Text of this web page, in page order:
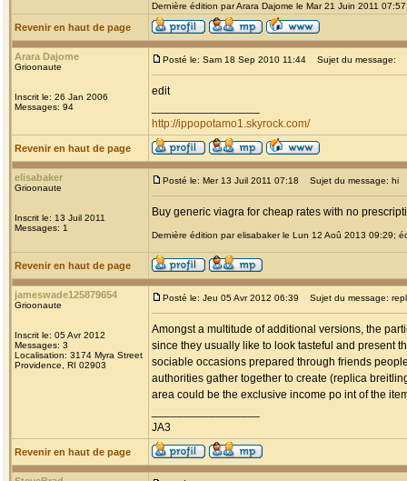
Dernière édition par Arara Dajome le Mar 21 Juin 2011
Revenir en haut de page
Arara Dajome
Grioonaute
Inscrit le: 26 Jan 2006
Messages: 94
Posté le: Sam 18 Sep 2010 11:44 Sujet du message:
edit
http://ippopotamo1.skyrock.com/
Revenir en haut de page
elisabaker
Grioonaute
Inscrit le: 13 Juil 2011
Messages: 1
Posté le: Mer 13 Juil 2011 07:18 Sujet du message: hi
Buy generic viagra for cheap rates with no
Dernière édition par elisabaker le Lun 12 Aoû 2013 09:29;
Revenir en haut de page
jameswade125879654
Grioonaute
Inscrit le: 05 Avr 2012
Messages: 3
Localisation: 3174 Myra Street
Providence, RI 02903
Posté le: Jeu 05 Avr 2012 06:39 Sujet du message:
Amongst a multitude of additional versions, the
since they usually like to look tasteful and present
sociable occasions prepared through friends
authorities gather together to create (replica
area could be the exclusive income po int of the
JA3
Revenir en haut de page